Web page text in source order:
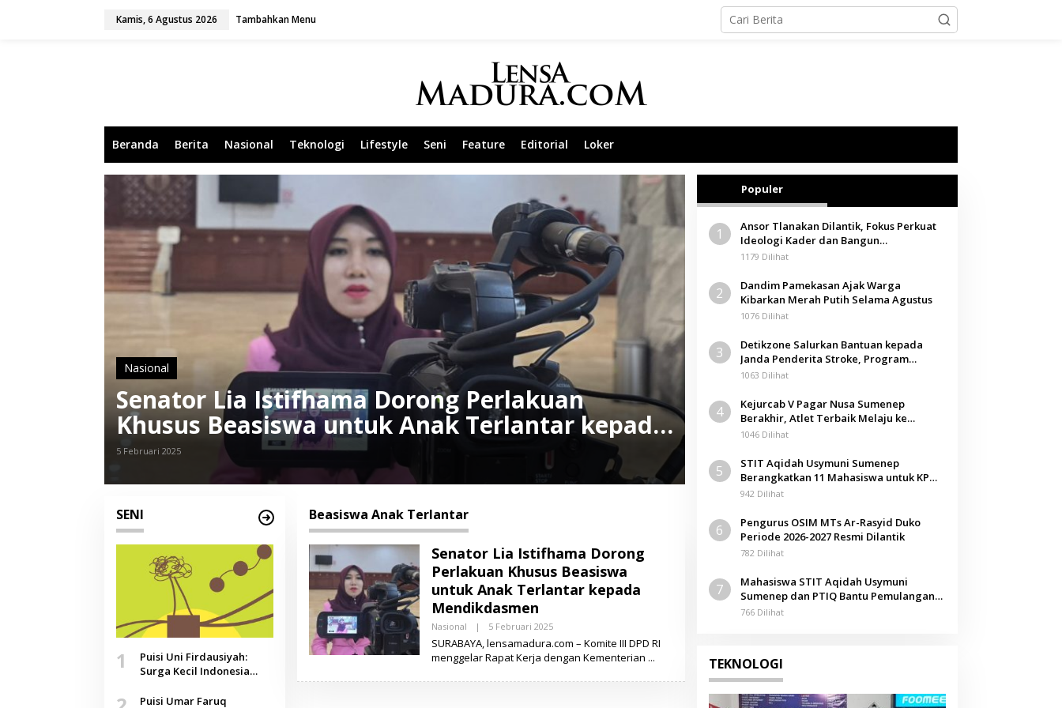
Kamis, 6 Agustus 2026 Tambahkan Menu
Beranda Berita Nasional Teknologi Lifestyle Seni Feature Editorial Loker
Nasional
Senator Lia Istifhama Dorong Perlakuan
Khusus Beasiswa untuk Anak Terlantar kepada
Mendikdasmen
5 Februari 2025
SENI
1
Puisi Uni Firdausiyah:
Surga Kecil Indonesia
Doa yang Jauh, Narasi
Puisi Umar Faruq
Beasiswa Anak Terlantar
Senator Lia Istifhama Dorong
Perlakuan Khusus Beasiswa
untuk Anak Terlantar kepada
Mendikdasmen
Nasional | 5 Februari 2025O
E
H
E
SURABAYA, lensamadura.com – Komite III DPD RI
menggelar Rapat Kerja dengan Kementerian
Populer
1
Ansor Tlanakan Dilantik, Fokus Perkuat
Ideologi Kader dan Bangun
Kemandirian Ekonomi
1179 Dilihat
2
Dandim Pamekasan Ajak Warga
Kibarkan Merah Putih Selama Agustus
1076 Dilihat
3
Detikzone Salurkan Bantuan kepada
Janda Penderita Stroke, Program
Berbagi Masuki Hari ke-61
1063 Dilihat
4
Kejurcab V Pagar Nusa Sumenep
Berakhir, Atlet Terbaik Melaju ke
Kejurwil Jatim
1046 Dilihat
5
STIT Aqidah Usymuni Sumenep
Berangkatkan 11 Mahasiswa untuk KPM
Internasional di Malaysia
942 Dilihat
6
Pengurus OSIM MTs Ar-Rasyid Duko
Periode 2026-2027 Resmi Dilantik
782 Dilihat
7
Mahasiswa STIT Aqidah Usymuni
Sumenep dan PTIQ Bantu Pemulangan
Jenazah WNI Asal Aceh di Malaysia
766 Dilihat
TEKNOLOGI